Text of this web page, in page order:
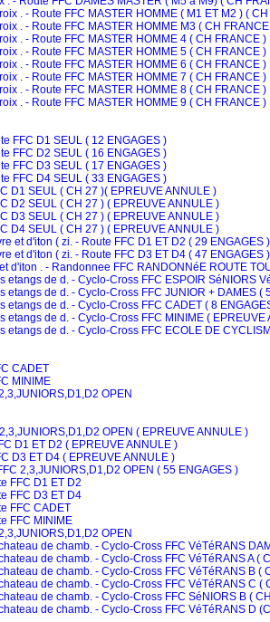
. - Route FFC MASTER HOMME ( M1 ET M2 ) (
. - Route FFC MASTER HOMME M3 ( CH
. - Route FFC MASTER HOMME 4 ( CH FRANCE )
. - Route FFC MASTER HOMME 5 ( CH FRANCE )
. - Route FFC MASTER HOMME 6 ( CH FRANCE )
. - Route FFC MASTER HOMME 7 ( CH FRANCE )
. - Route FFC MASTER HOMME 8 ( CH FRANCE )
. - Route FFC MASTER HOMME 9 ( CH FRANCE )
FFC D1 SEUL ( 12 ENGAGES )
FFC D2 SEUL ( 16 ENGAGES )
FFC D3 SEUL ( 17 ENGAGES )
FFC D4 SEUL ( 33 ENGAGES )
D1 SEUL ( CH 27 )( EPREUVE ANNULE )
D2 SEUL ( CH 27 ) ( EPREUVE ANNULE )
D3 SEUL ( CH 27 ) ( EPREUVE ANNULE )
D4 SEUL ( CH 27 ) ( EPREUVE ANNULE )
et d'iton ( zi. - Route FFC D1 ET D2 ( 29 ENGAGES )
et d'iton ( zi. - Route FFC D3 ET D4 ( 47 ENGAGES )
d'iton . - Randonnee FFC RANDONNéE ROUTE
etangs de d. - Cyclo-Cross FFC ESPOIR SéNIORS
etangs de d. - Cyclo-Cross FFC JUNIOR + DAMES (
etangs de d. - Cyclo-Cross FFC CADET ( 8
etangs de d. - Cyclo-Cross FFC MINIME ( EPREUVE
etangs de d. - Cyclo-Cross FFC ECOLE DE
CADET
MINIME
OPEN
OPEN ( EPREUVE ANNULE )
D1 ET D2 ( EPREUVE ANNULE )
D3 ET D4 ( EPREUVE ANNULE )
2,3,JUNIORS,D1,D2 OPEN ( 55 ENGAGES )
FFC D1 ET D2
FFC D3 ET D4
FFC CADET
FFC MINIME
OPEN
de chamb. - Cyclo-Cross FFC VéTéRANS
de chamb. - Cyclo-Cross FFC VéTéRANS A (
de chamb. - Cyclo-Cross FFC VéTéRANS B (
de chamb. - Cyclo-Cross FFC VéTéRANS C (
de chamb. - Cyclo-Cross FFC SéNIORS B (
de chamb. - Cyclo-Cross FFC VéTéRANS D